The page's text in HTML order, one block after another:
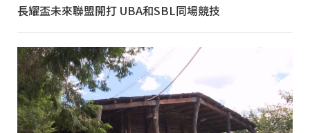
長耀盃未來聯盟開打 UBA和SBL同場競技